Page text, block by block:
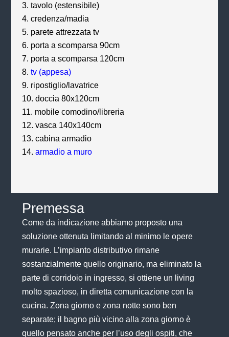
tavolo (estensibile)
credenza/madia
parete attrezzata tv
porta a scomparsa 90cm
porta a scomparsa 120cm
tv (appesa)
ripostiglio/lavatrice
doccia 80x120cm
mobile comodino/libreria
vasca 140x140cm
cabina armadio
armadio a muro
Premessa
Come da indicazione abbiamo proposto una
soluzione ottenuta limitando al minimo le opere
murarie. L’impianto distributivo rimane
sostanzialmente quello originario, ma eliminato la
parte di corridoio in ingresso, si ottiene un living
molto spazioso, in diretta comunicazione con la
cucina. Zona giorno e zona notte sono ben
separate; il bagno più vicino alla zona giorno è
quello pensato anche per l’uso degli ospiti, che